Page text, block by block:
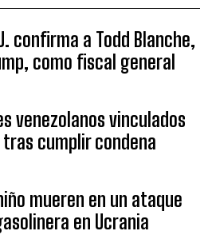
confirma a Todd Blanche,
como fiscal general
venezolanos vinculados
tras cumplir condena
mueren en un ataque
en Ucrania